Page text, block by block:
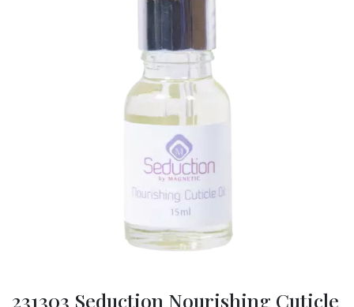
231303 Seduction Nourishing Cuticle